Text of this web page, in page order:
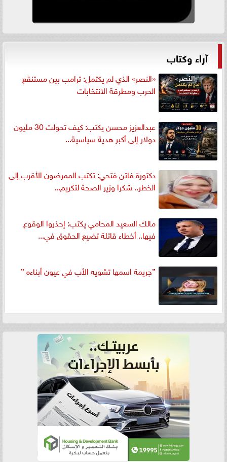
آراء وكتاب
«النصر» الذي لم يكتمل: ترامب بين مستنقع
الحرب ومطرقة الانتخابات
عبدالعزيز محسن يكتب: كيف تحولت 30 مليون
دولار إلى أكبر هدية سياسية...
دكتورة فاتن فتحي: تكتب الممرضون الأقرب إلى
الخطر.. شكرا وزير الصحة لتكريم...
مالك السعيد المحامي يكتب: إحذروا الوقوع
فيها.. أخطاء قاتلة تضيع الحقوق في...
”جريمة اسمها تشويه الأب في عيون أبناءه ”